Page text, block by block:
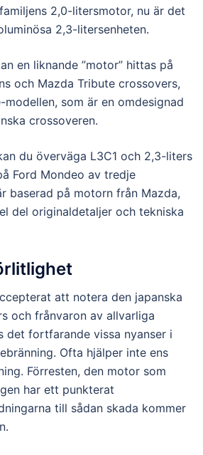
2,0-litersmotor, nu är det
2,3-litersenheten.
en liknande ”motor” hittas på
och Mazda Tribute crossovers,
modellen, som är en omdesignad
crossoveren.
du överväga L3C1 och 2,3-liters
Ford Mondeo av tredje
baserad på motorn från Mazda,
del originaldetaljer och tekniska
att notera den japanska
och frånvaron av allvarliga
det fortfarande vissa nyanser i
Ofta hjälper inte ens
Förresten, den motor som
har ett punkterat
till sådan skada kommer